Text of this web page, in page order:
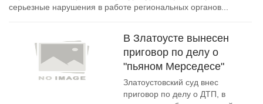
серьезные нарушения в работе региональных органов...
В Златоусте вынесен
приговор по делу о
"пьяном Мерседесе"
Златоустовский суд внес
приговор по делу о ДТП, в